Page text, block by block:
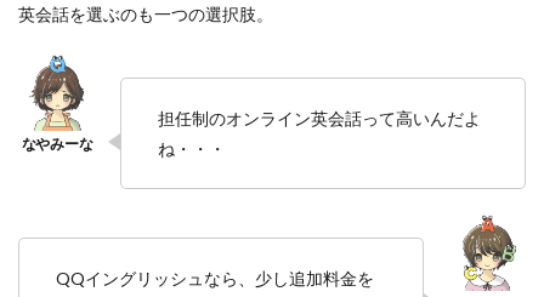
英会話を選ぶのも一つの選択肢。
担任制のオンライン英会話って高いんだよ
ね・・・
QQイングリッシュなら、少し追加料金を